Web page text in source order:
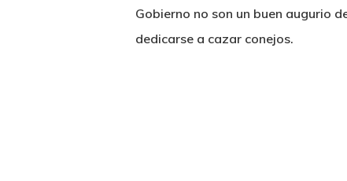
Gobierno no son un buen augurio
dedicarse a cazar conejos.